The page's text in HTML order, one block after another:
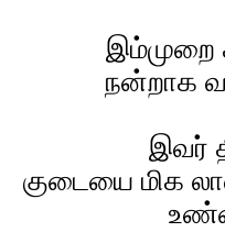
இம்முறை
நன்றாக
இவர்
குடையை மிக